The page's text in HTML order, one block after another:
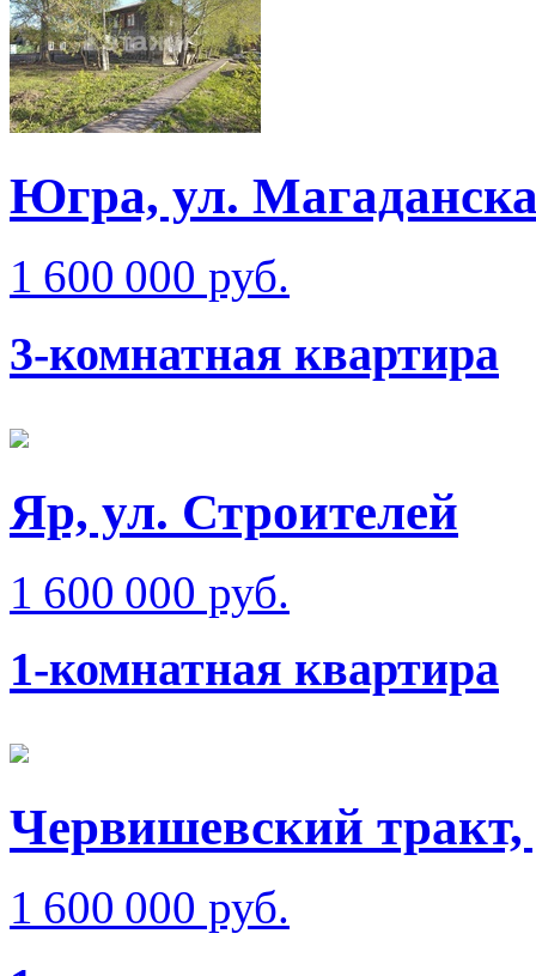
Югра, ул.
1 600 000 руб.
3-комнатная квартира
Яр, ул. Строителей
1 600 000 руб.
1-комнатная квартира
Червишевский
1 600 000 руб.